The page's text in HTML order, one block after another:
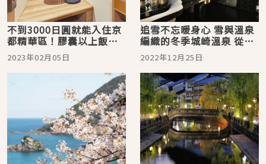
不到3000日圓就能入住京
都精華區！膠囊以上飯店
未滿，新型態日本住宿
「THE POCKET HOTEL
京都」
2023年02月05日
追雪不忘暖身心 雪與溫泉
編織的冬季城崎溫泉 從北
到南一路玩 一地包辦冷暖
雙饗宴
2022年12月25日